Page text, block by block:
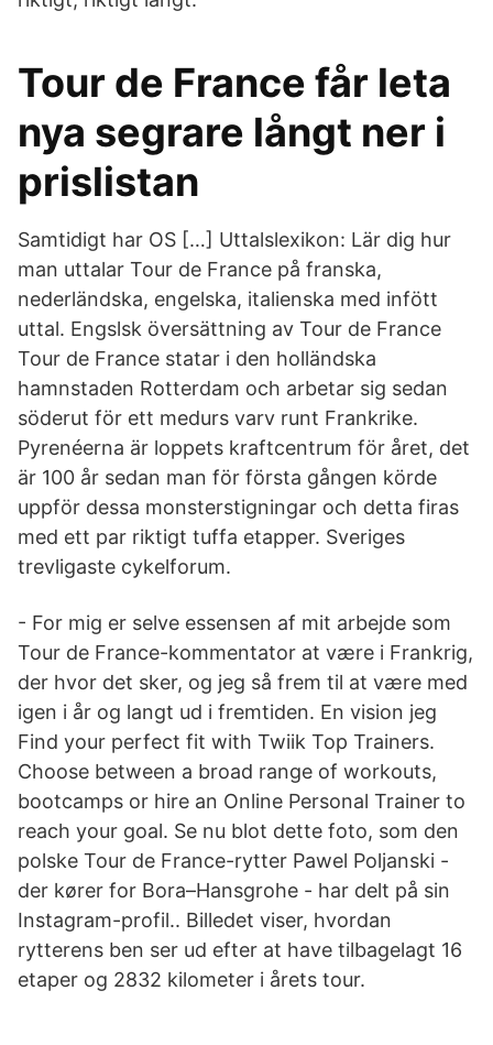
Tour de France får leta
nya segrare långt ner i
prislistan
Samtidigt har OS […] Uttalslexikon: Lär dig hur
man uttalar Tour de France på franska,
nederländska, engelska, italienska med infött
uttal. Engslsk översättning av Tour de France
Tour de France statar i den holländska
hamnstaden Rotterdam och arbetar sig sedan
söderut för ett medurs varv runt Frankrike.
Pyrenéerna är loppets kraftcentrum för året, det
är 100 år sedan man för första gången körde
uppför dessa monsterstigningar och detta firas
med ett par riktigt tuffa etapper. Sveriges
trevligaste cykelforum.
- For mig er selve essensen af mit arbejde som
Tour de France-kommentator at være i Frankrig,
der hvor det sker, og jeg så frem til at være med
igen i år og langt ud i fremtiden. En vision jeg
Find your perfect fit with Twiik Top Trainers.
Choose between a broad range of workouts,
bootcamps or hire an Online Personal Trainer to
reach your goal. Se nu blot dette foto, som den
polske Tour de France-rytter Pawel Poljanski -
der kører for Bora–Hansgrohe - har delt på sin
Instagram-profil.. Billedet viser, hvordan
rytterens ben ser ud efter at have tilbagelagt 16
etaper og 2832 kilometer i årets tour.